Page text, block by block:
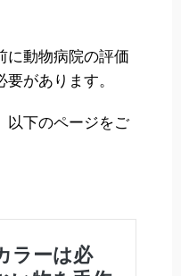
に動物病院の評価
があります。
以下のページをご